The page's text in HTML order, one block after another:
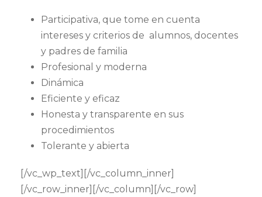
Participativa, que tome en cuenta
intereses y criterios de alumnos, docentes
y padres de familia
Profesional y moderna
Dinámica
Eficiente y eficaz
Honesta y transparente en sus
procedimientos
Tolerante y abierta
[/vc_wp_text][/vc_column_inner]
[/vc_row_inner][/vc_column][/vc_row]